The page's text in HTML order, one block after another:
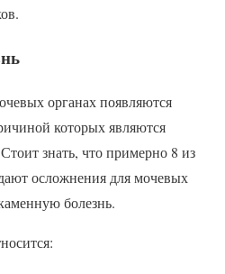
органах появляются
которых являются
знать, что примерно 8 из
осложнения для мочевых
болезнь.